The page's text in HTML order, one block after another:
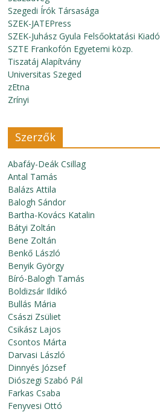
Szegedi Írók Társasága
SZEK-JATEPress
SZEK-Juhász Gyula Felsőoktatási Kiadó
SZTE Frankofón Egyetemi közp.
Tiszatáj Alapítvány
Universitas Szeged
zEtna
Zrínyi
Szerzők
Abafáy-Deák Csillag
Antal Tamás
Balázs Attila
Balogh Sándor
Bartha-Kovács Katalin
Bátyi Zoltán
Bene Zoltán
Benkő László
Benyik György
Bíró-Balogh Tamás
Boldizsár Ildikó
Bullás Mária
Császi Zsüliet
Csikász Lajos
Csontos Márta
Darvasi László
Dinnyés József
Diószegi Szabó Pál
Farkas Csaba
Fenyvesi Ottó